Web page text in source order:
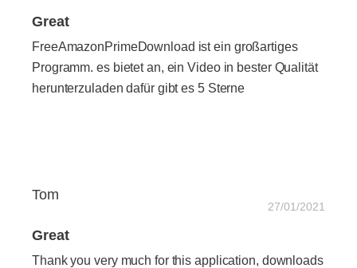
Great
FreeAmazonPrimeDownload ist ein großartiges
Programm. es bietet an, ein Video in bester Qualität
herunterzuladen dafür gibt es 5 Sterne
Tom
27/01/2021
Great
Thank you very much for this application, downloads